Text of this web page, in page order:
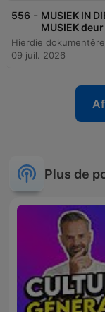
556 - MUSIEK IN
MUSIEK
09 juil. 2026
Plus de